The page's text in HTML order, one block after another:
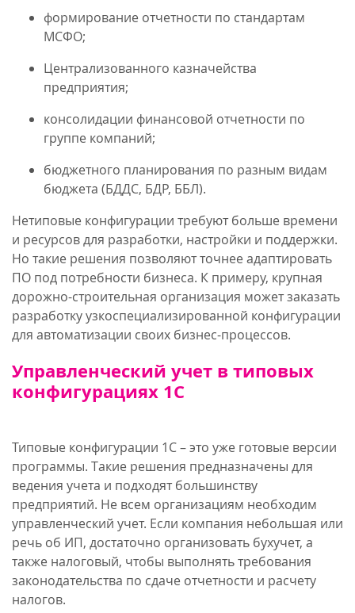
формирование отчетности по стандартам
МСФО;
Централизованного казначейства
предприятия;
консолидации финансовой отчетности по
группе компаний;
бюджетного планирования по разным видам
бюджета (БДДС, БДР, ББЛ).
Нетиповые конфигурации требуют больше времени
и ресурсов для разработки, настройки и поддержки.
Но такие решения позволяют точнее адаптировать
ПО под потребности бизнеса. К примеру, крупная
дорожно-строительная организация может заказать
разработку узкоспециализированной конфигурации
для автоматизации своих бизнес-процессов.
Управленческий учет в типовых
конфигурациях 1С
Типовые конфигурации 1С – это уже готовые версии
программы. Такие решения предназначены для
ведения учета и подходят большинству
предприятий. Не всем организациям необходим
управленческий учет. Если компания небольшая или
речь об ИП, достаточно организовать бухучет, а
также налоговый, чтобы выполнять требования
законодательства по сдаче отчетности и расчету
налогов.